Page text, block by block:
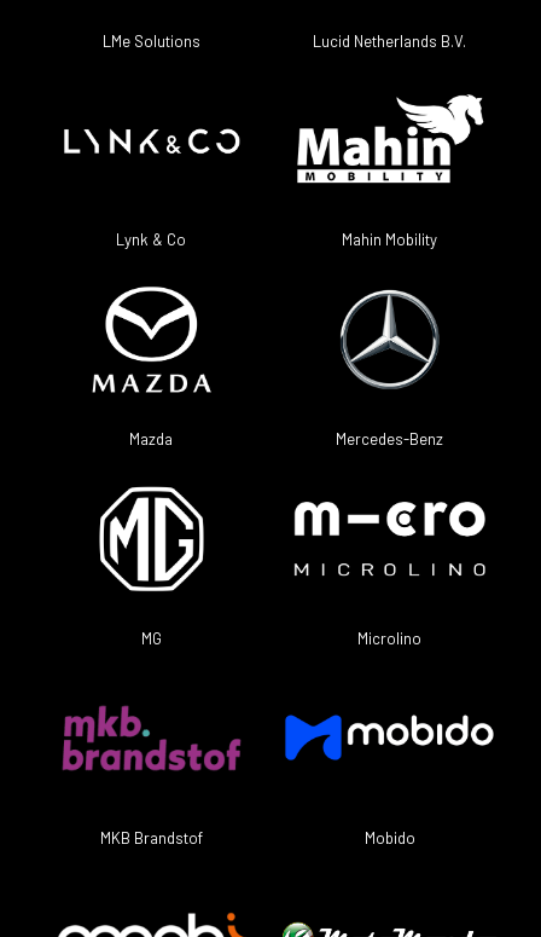
LMe Solutions Lucid Netherlands B.V.
Lynk & Co Mahin Mobility
Mazda Mercedes-Benz
MG Microlino
MKB Brandstof Mobido